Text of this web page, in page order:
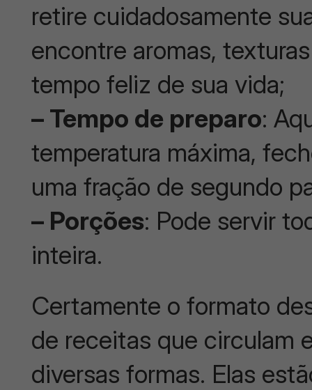
retire cuidadosamente
encontre aromas,
tempo feliz de sua vida;
– Tempo de preparo:
temperatura máxima,
uma fração de segundo
– Porções: Pode servir
inteira.
Certamente o formato
de receitas que circulam
diversas formas. Elas